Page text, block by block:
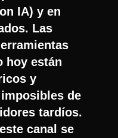
IA) y en
Las
hoy están
y
de
tardíos.
canal se